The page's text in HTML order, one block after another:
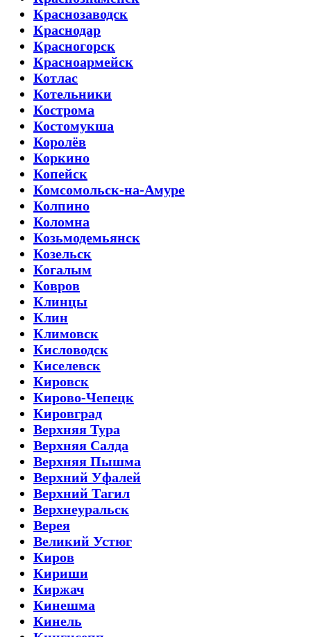
Краснозаводск
Краснодар
Красногорск
Красноармейск
Котлас
Котельники
Кострома
Костомукша
Королёв
Коркино
Копейск
Комсомольск-на-Амуре
Колпино
Коломна
Козьмодемьянск
Козельск
Когалым
Ковров
Клинцы
Клин
Климовск
Кисловодск
Киселевск
Кировск
Кирово-Чепецк
Кировград
Верхняя Тура
Верхняя Салда
Верхняя Пышма
Верхний Уфалей
Верхний Тагил
Верхнеуральск
Верея
Великий Устюг
Киров
Кириши
Киржач
Кинешма
Кинель